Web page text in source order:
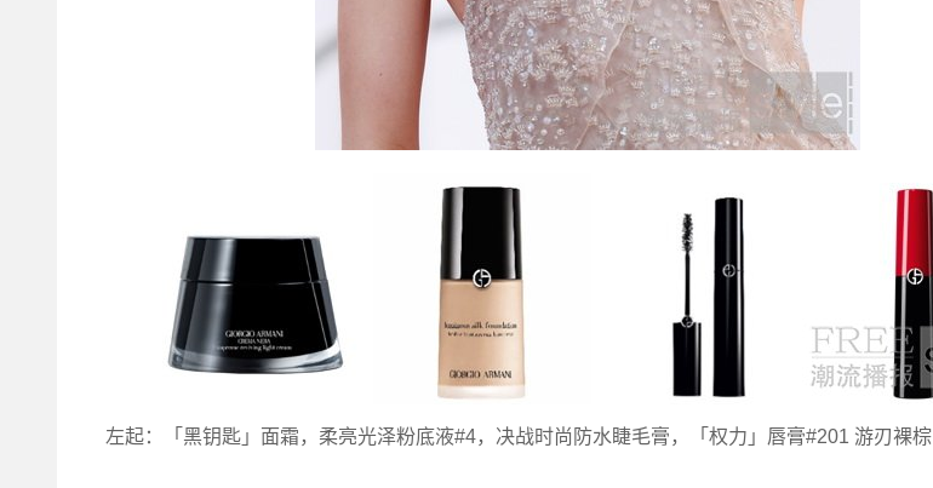
左起：「黑钥匙」面霜，柔亮光泽粉底液#4，决战时尚防水睫毛膏，「权力」唇膏#201 游刃裸棕